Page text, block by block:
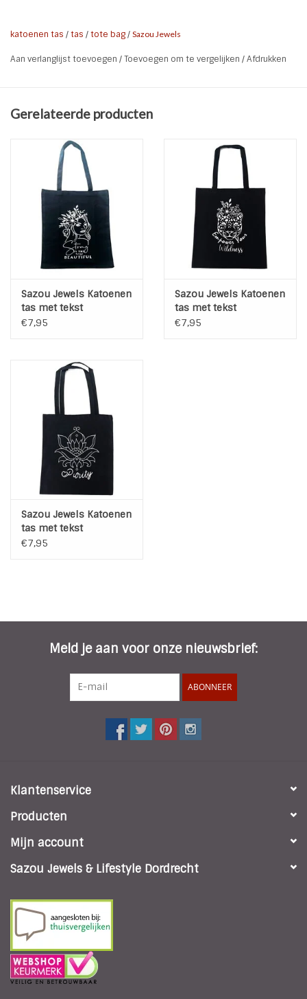
handvaten van ca.70cm
Wil je een eigen tekst op een toto bag met bijvoorbeeld een
naam? Stuur ons een berichtje over de mogelijkheden.
katoenen tas /tas /tote bag/ Sazou Jewels
Aan verlanglijst toevoegen /Toevoegen om te vergelijken /Afdrukken
Gerelateerde producten
Sazou Jewels Katoenen
tas met tekst
€7,95
Sazou Jewels Katoenen
tas met tekst
€7,95
Sazou Jewels Katoenen
tas met tekst
€7,95
Meld je aan voor onze nieuwsbrief:
ABONNEER
Klantenservice
Producten
Mijn account
Sazou Jewels & Lifestyle Dordrecht